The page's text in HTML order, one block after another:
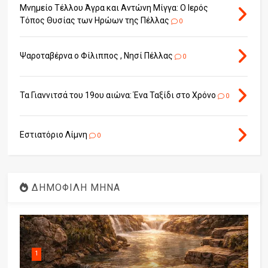
Μνημείο Τέλλου Άγρα και Αντώνη Μίγγα: Ο Ιερός
Τόπος Θυσίας των Ηρώων της Πέλλας
0
Ψαροταβέρνα ο Φίλιππος , Νησί Πέλλας 0
Τα Γιαννιτσά του 19ου αιώνα: Ένα Ταξίδι στο Χρόνο 0
Εστιατόριο Λίμνη 0
ΔΗΜΟΦΙΛΗ ΜΗΝΑ
1